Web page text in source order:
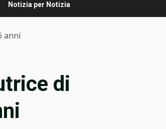
Notizia per Notizia
anni
di